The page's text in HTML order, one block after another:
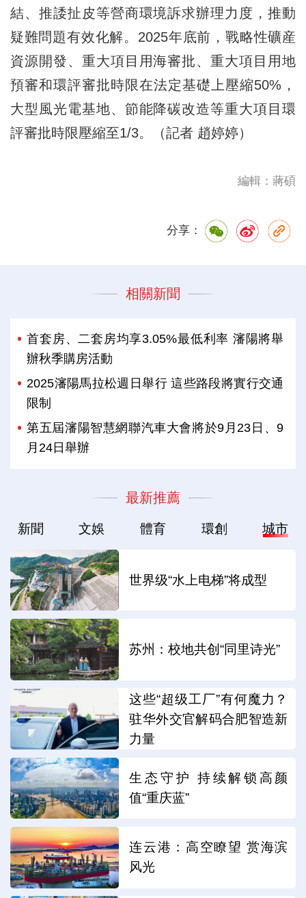
結、推諉扯皮等營商環境訴求辦理力度，推動
疑難問題有效化解。2025年底前，戰略性礦産
資源開發、重大項目用海審批、重大項目用地
預審和環評審批時限在法定基礎上壓縮50%，
大型風光電基地、節能降碳改造等重大項目環
評審批時限壓縮至1/3。（記者 趙婷婷）
編輯：蔣碩
分享：
相關新聞
首套房、二套房均享3.05%最低利率 瀋陽將舉
辦秋季購房活動
2025瀋陽馬拉松週日舉行 這些路段將實行交通
限制
第五屆瀋陽智慧網聯汽車大會將於9月23日、9
月24日舉辦
最新推薦
新聞 文娛 體育 環創 城市
世界级“水上电梯”将成型
苏州：校地共创“同里诗光”
这些“超级工厂”有何魔力？
驻华外交官解码合肥智造新
力量
生态守护 持续解锁高颜
值“重庆蓝”
连云港：高空瞭望 赏海滨
风光